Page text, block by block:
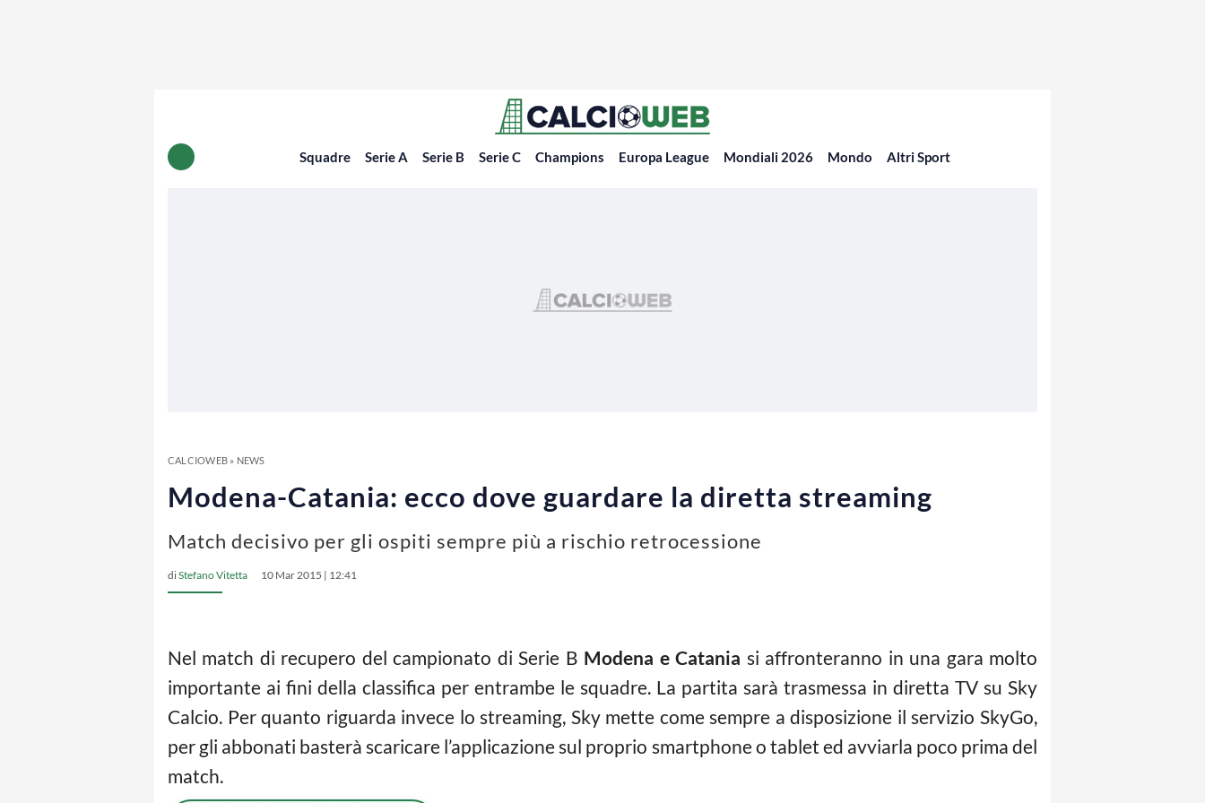
Squadre Serie A Serie B Serie C Champions Europa League Mondiali 2026 Mondo Altri Sport
CALCIOWEB» NEWS
Modena-Catania: ecco dove guardare la diretta streaming
Match decisivo per gli ospiti sempre più a rischio retrocessione
diStefano Vitetta 10 Mar 2015 | 12:41
Nel match di recupero del campionato di Serie B Modena e Catania si affronteranno in una gara molto
importante ai fini della classifica per entrambe le squadre. La partita sarà trasmessa in diretta TV su Sky
Calcio. Per quanto riguarda invece lo streaming, Sky mette come sempre a disposizione il servizio SkyGo,
per gli abbonati basterà scaricare l’applicazione sul proprio smartphone o tablet ed avviarla poco prima del
match.